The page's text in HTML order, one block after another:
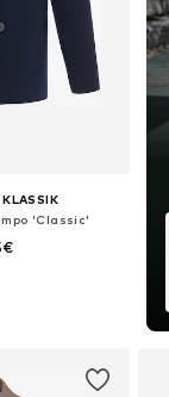
'Classic'